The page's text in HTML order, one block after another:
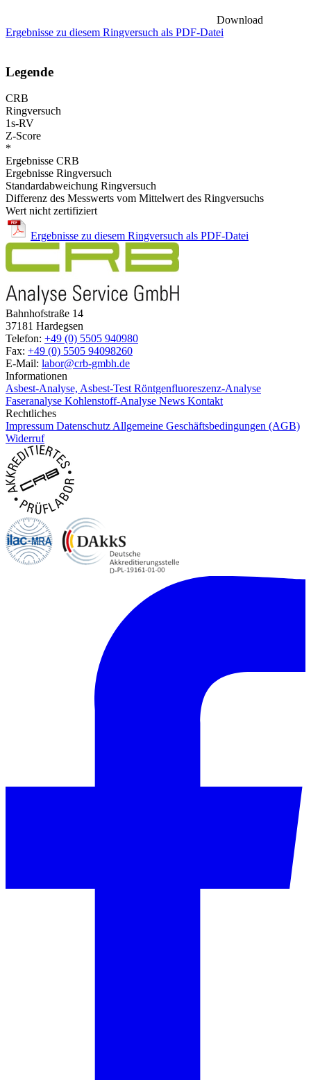
Download
Ergebnisse zu diesem Ringversuch als PDF-Datei
Legende
CRB
Ringversuch
1s-RV
Z-Score
*
Ergebnisse CRB
Ergebnisse Ringversuch
Standardabweichung Ringversuch
Differenz des Messwerts vom Mittelwert des Ringversuchs
Wert nicht zertifiziert
Ergebnisse zu diesem Ringversuch als PDF-Datei
Bahnhofstraße 14
37181 Hardegsen
Telefon: +49 (0) 5505 940980
Fax: +49 (0) 5505 94098260
E-Mail: labor@crb-gmbh.de
Informationen
Asbest-Analyse, Asbest-Test Röntgenfluoreszenz-Analyse
Faseranalyse Kohlenstoff-Analyse News Kontakt
Rechtliches
Impressum Datenschutz Allgemeine Geschäftsbedingungen (AGB)
Widerruf